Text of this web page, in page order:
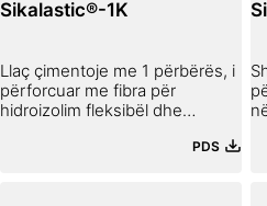
Sikalastic®-1K
Llaç çimentoje me 1 përbërës, i
përforcuar me fibra për
hidroizolim fleksibël dhe
PDS